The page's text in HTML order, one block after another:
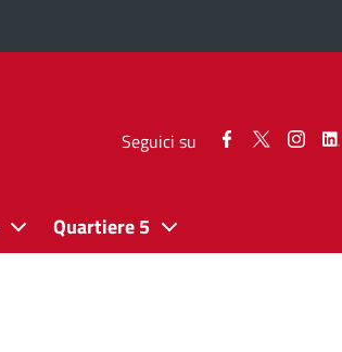
Seguici su
Seguici Seguici
Quartiere 5